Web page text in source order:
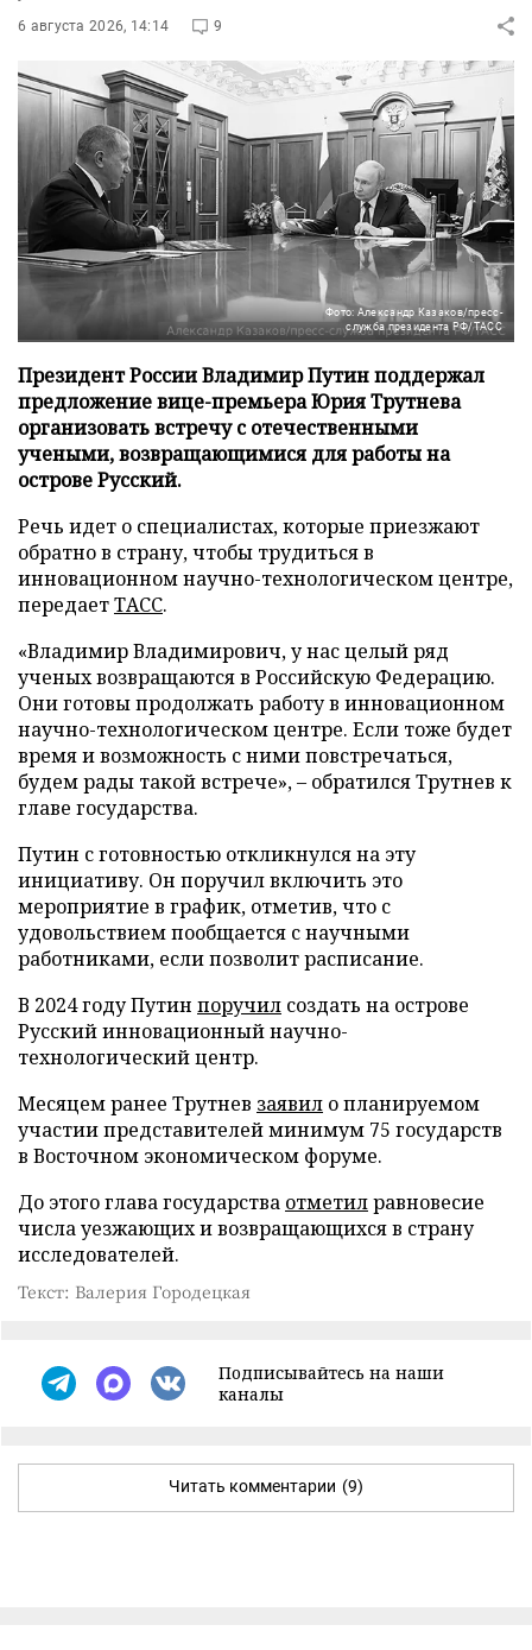
6 августа 2026, 14:14 9
Фото: Александр Казаков/пресс-
служба президента РФ/ТАСС
Президент России Владимир Путин поддержал
предложение вице-премьера Юрия Трутнева
организовать встречу с отечественными
учеными, возвращающимися для работы на
острове Русский.
Речь идет о специалистах, которые приезжают
обратно в страну, чтобы трудиться в
инновационном научно-технологическом центре,
передаетТАСС.
«Владимир Владимирович, у нас целый ряд
ученых возвращаются в Российскую Федерацию.
Они готовы продолжать работу в инновационном
научно-технологическом центре. Если тоже будет
время и возможность с ними повстречаться,
будем рады такой встрече», – обратился Трутнев к
главе государства.
Путин с готовностью откликнулся на эту
инициативу. Он поручил включить это
мероприятие в график, отметив, что с
удовольствием пообщается с научными
работниками, если позволит расписание.
В 2024 году Путин поручил создать на острове
Русский инновационный научно-
технологический центр.
Месяцем ранее Трутнев заявил о планируемом
участии представителей минимум 75 государств
в Восточном экономическом форуме.
До этого глава государства отметилравновесие
числа уезжающих и возвращающихся в страну
исследователей.
Текст: Валерия Городецкая
Подписывайтесь на наши
каналы
Читать комментарии (9)